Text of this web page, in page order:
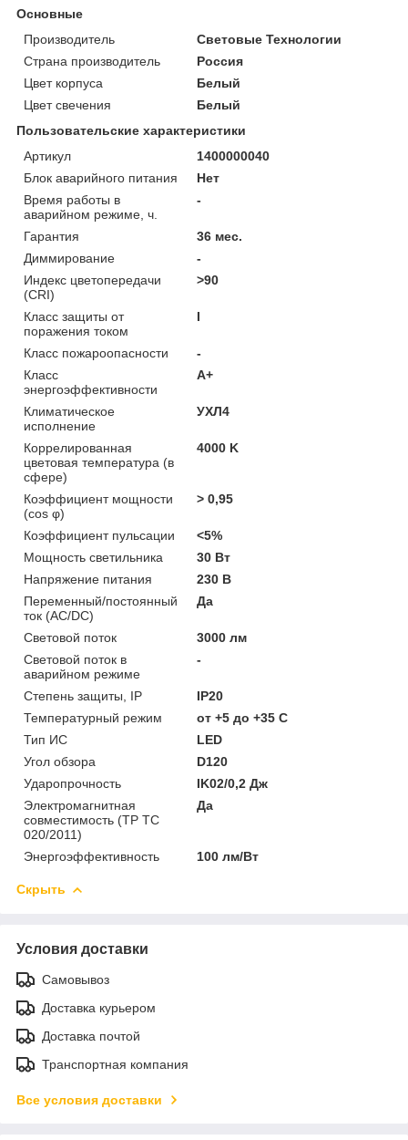
Основные
Производитель
Световые Технологии
Страна производитель
Россия
Цвет корпуса
Белый
Цвет свечения
Белый
Пользовательские характеристики
Артикул
1400000040
Блок аварийного питания
Нет
Время работы в
аварийном режиме, ч.
-
Гарантия
36 мес.
Диммирование
-
Индекс цветопередачи
(CRI)
>90
Класс защиты от
поражения током
I
Класс пожароопасности
-
Класс
энергоэффективности
A+
Климатическое
исполнение
УХЛ4
Коррелированная
цветовая температура (в
сфере)
4000 K
Коэффициент мощности
(cos φ)
> 0,95
Коэффициент пульсации
<5%
Мощность светильника
30 Вт
Напряжение питания
230 В
Переменный/постоянный
ток (AC/DC)
Да
Световой поток
3000 лм
Световой поток в
аварийном режиме
-
Степень защиты, IP
IP20
Температурный режим
от +5 до +35 C
Тип ИС
LED
Угол обзора
D120
Ударопрочность
IK02/0,2 Дж
Электромагнитная
совместимость (ТР ТС
020/2011)
Да
Энергоэффективность 100 лм/Вт
Скрыть
Условия доставки
Самовывоз
Доставка курьером
Доставка почтой
Транспортная компания
Все условия доставки